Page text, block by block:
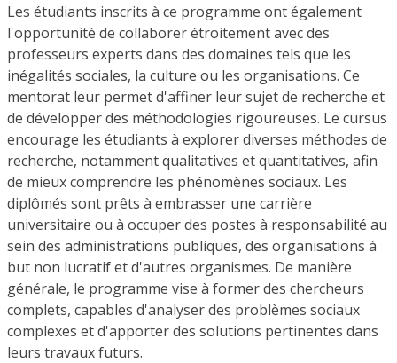
Les étudiants inscrits à ce programme ont également
l'opportunité de collaborer étroitement avec des
professeurs experts dans des domaines tels que les
inégalités sociales, la culture ou les organisations. Ce
mentorat leur permet d'affiner leur sujet de recherche et
de développer des méthodologies rigoureuses. Le cursus
encourage les étudiants à explorer diverses méthodes de
recherche, notamment qualitatives et quantitatives, afin
de mieux comprendre les phénomènes sociaux. Les
diplômés sont prêts à embrasser une carrière
universitaire ou à occuper des postes à responsabilité au
sein des administrations publiques, des organisations à
but non lucratif et d'autres organismes. De manière
générale, le programme vise à former des chercheurs
complets, capables d'analyser des problèmes sociaux
complexes et d'apporter des solutions pertinentes dans
leurs travaux futurs.